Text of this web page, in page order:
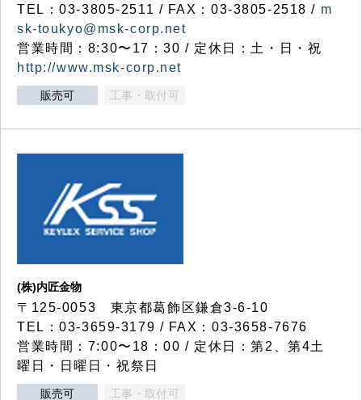
TEL：03-3805-2511 / FAX：03-3805-2518 / m
sk-toukyo@msk-corp.net
営業時間：8:30〜17：30 / 定休日：土・日・祝
http://www.msk-corp.net
販売可 工事・取付可
(株)内匠金物
〒125-0053 東京都葛飾区鎌倉3-6-10
TEL：03-3659-3179 / FAX：03-3658-7676
営業時間：7:00〜18：00 / 定休日：第2、第4土
曜日・日曜日・祝祭日
販売可 工事・取付可